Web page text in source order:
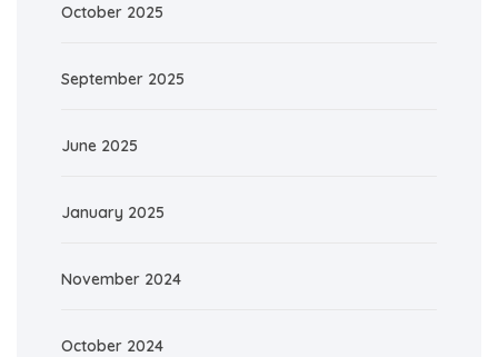
October 2025
September 2025
June 2025
January 2025
November 2024
October 2024